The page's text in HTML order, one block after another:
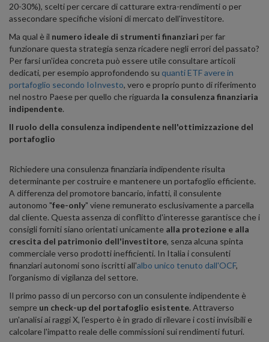
20-30%), scelti per cercare di catturare extra-rendimenti o per
assecondare specifiche visioni di mercato dell'investitore.
Ma qual è il numero ideale di strumenti finanziari per far
funzionare questa strategia senza ricadere negli errori del passato?
Per farsi un'idea concreta può essere utile consultare articoli
dedicati, per esempio approfondendo su quanti ETF avere in
portafoglio secondo IoInvesto, vero e proprio punto di riferimento
nel nostro Paese per quello che riguarda la consulenza finanziaria
indipendente.
Il ruolo della consulenza indipendente nell'ottimizzazione del
portafoglio
Richiedere una consulenza finanziaria indipendente risulta
determinante per costruire e mantenere un portafoglio efficiente.
A differenza del promotore bancario, infatti, il consulente
autonomo "fee-only" viene remunerato esclusivamente a parcella
dal cliente. Questa assenza di conflitto d'interesse garantisce che i
consigli forniti siano orientati unicamente alla protezione e alla
crescita del patrimonio dell'investitore, senza alcuna spinta
commerciale verso prodotti inefficienti. In Italia i consulenti
finanziari autonomi sono iscritti all'albo unico tenuto dall'OCF,
l'organismo di vigilanza del settore.
Il primo passo di un percorso con un consulente indipendente è
sempre un check-up del portafoglio esistente. Attraverso
un'analisi ai raggi X, l'esperto è in grado di rilevare i costi invisibili e
calcolare l'impatto reale delle commissioni sui rendimenti futuri.